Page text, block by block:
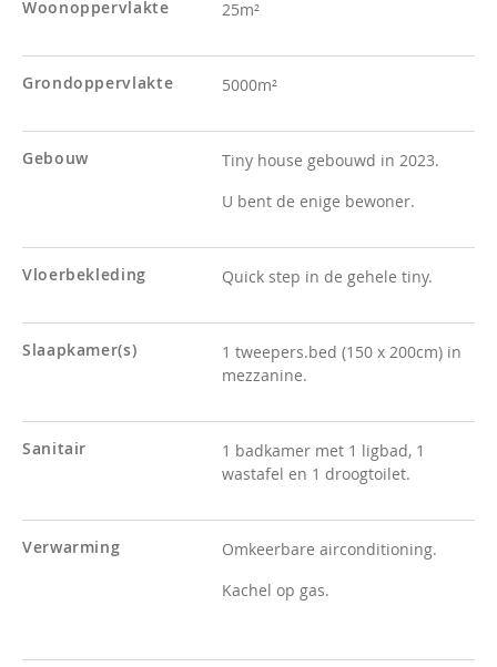
Woonoppervlakte 25m²
Grondoppervlakte 5000m²
Gebouw
Tiny house gebouwd in 2023.
U bent de enige bewoner.
Vloerbekleding Quick step in de gehele tiny.
Slaapkamer(s)
1 tweepers.bed (150 x 200cm) in
mezzanine.
Sanitair
1 badkamer met 1 ligbad, 1
wastafel en 1 droogtoilet.
Verwarming
Omkeerbare airconditioning.
Kachel op gas.